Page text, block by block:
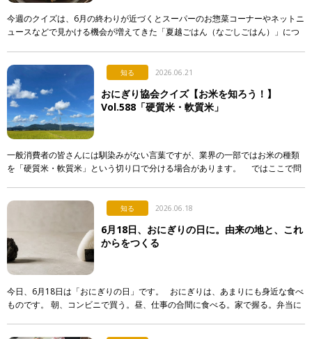
今週のクイズは、6月の終わりが近づくとスーパーのお惣菜コーナーやネットニ
ュースなどで見かける機会が増えてきた「夏越ごはん（なごしごはん）」につ
知る 2026.06.21
おにぎり協会クイズ【お米を知ろう！】
Vol.588「硬質米・軟質米」
一般消費者の皆さんには馴染みがない言葉ですが、業界の一部ではお米の種類
を「硬質米・軟質米」という切り口で分ける場合があります。 ではここで問
知る 2026.06.18
6月18日、おにぎりの日に。由来の地と、これ
からをつくる
今日、6月18日は「おにぎりの日」です。 おにぎりは、あまりにも身近な食べ
ものです。 朝、コンビニで買う。昼、仕事の合間に食べる。家で握る。弁当に